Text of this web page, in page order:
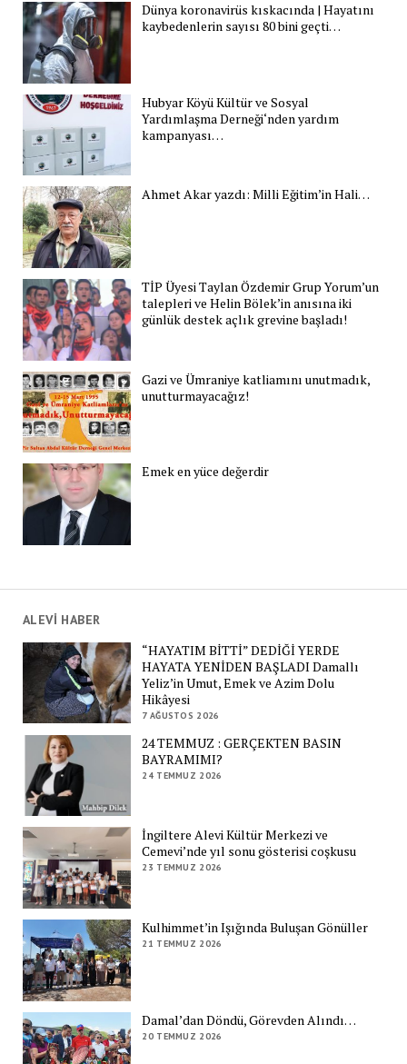
Dünya koronavirüs kıskacında | Hayatını
kaybedenlerin sayısı 80 bini geçti…
Hubyar Köyü Kültür ve Sosyal
Yardımlaşma Derneği‘nden yardım
kampanyası…
Ahmet Akar yazdı: Milli Eğitim’in Hali…
TİP Üyesi Taylan Özdemir Grup Yorum’un
talepleri ve Helin Bölek’in anısına iki
günlük destek açlık grevine başladı!
Gazi ve Ümraniye katliamını unutmadık,
unutturmayacağız!
Emek en yüce değerdir
ALEVİ HABER
“HAYATIM BİTTİ” DEDİĞİ YERDE
HAYATA YENİDEN BAŞLADI Damallı
Yeliz’in Umut, Emek ve Azim Dolu
Hikâyesi
7 AĞUSTOS 2026
24 TEMMUZ : GERÇEKTEN BASIN
BAYRAMIMI?
24 TEMMUZ 2026
İngiltere Alevi Kültür Merkezi ve
Cemevi’nde yıl sonu gösterisi coşkusu
23 TEMMUZ 2026
Kulhimmet’in Işığında Buluşan Gönüller
21 TEMMUZ 2026
Damal’dan Döndü, Görevden Alındı…
20 TEMMUZ 2026